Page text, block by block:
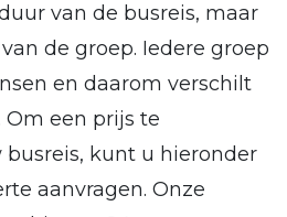
van de busreis, maar
de groep. Iedere groep
en daarom verschilt
Om een prijs te
kunt u hieronder
aanvragen. Onze